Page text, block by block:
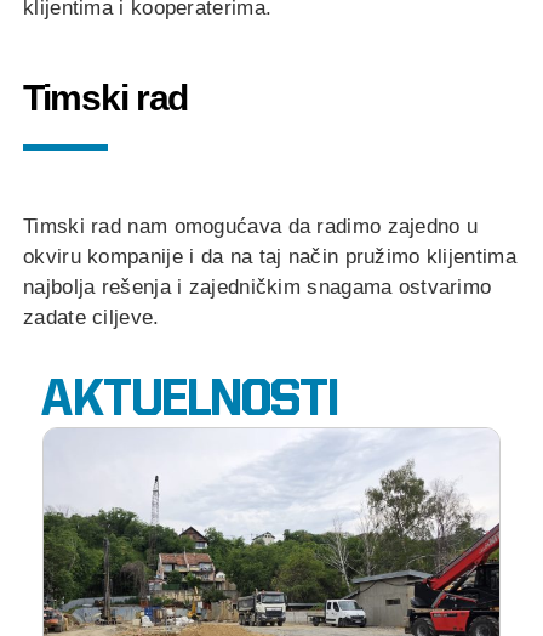
klijentima i kooperaterima.
Timski rad
Timski rad nam omogućava da radimo zajedno u
okviru kompanije i da na taj način pružimo klijentima
najbolja rešenja i zajedničkim snagama ostvarimo
zadate ciljeve.
AKTUELNOSTI